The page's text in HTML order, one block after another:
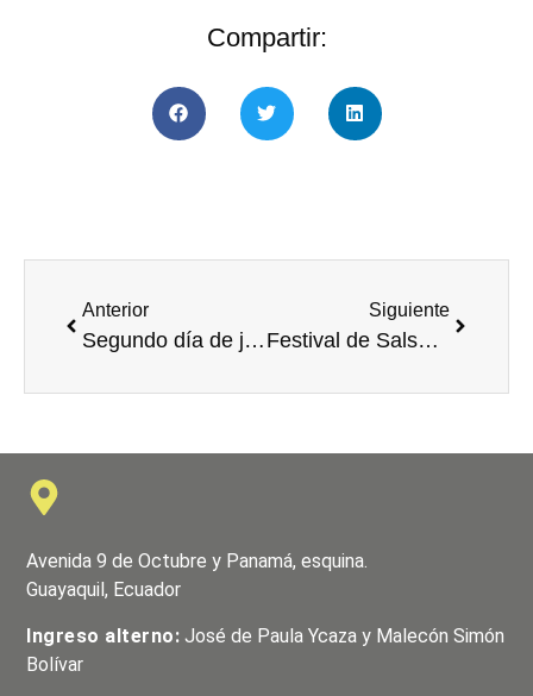
Compartir:
Anterior
Segundo día de jornada interuniversitaria, en la Plaza Pública; hubo presentación de proyectos, muestra y evento sonoro
Siguiente
Festival de Salsa que organizó la UArtes para Ruta Centro se tomó la calle Panamá
Avenida 9 de Octubre y Panamá, esquina.
Guayaquil, Ecuador
Ingreso alterno: José de Paula Ycaza y Malecón Simón
Bolívar